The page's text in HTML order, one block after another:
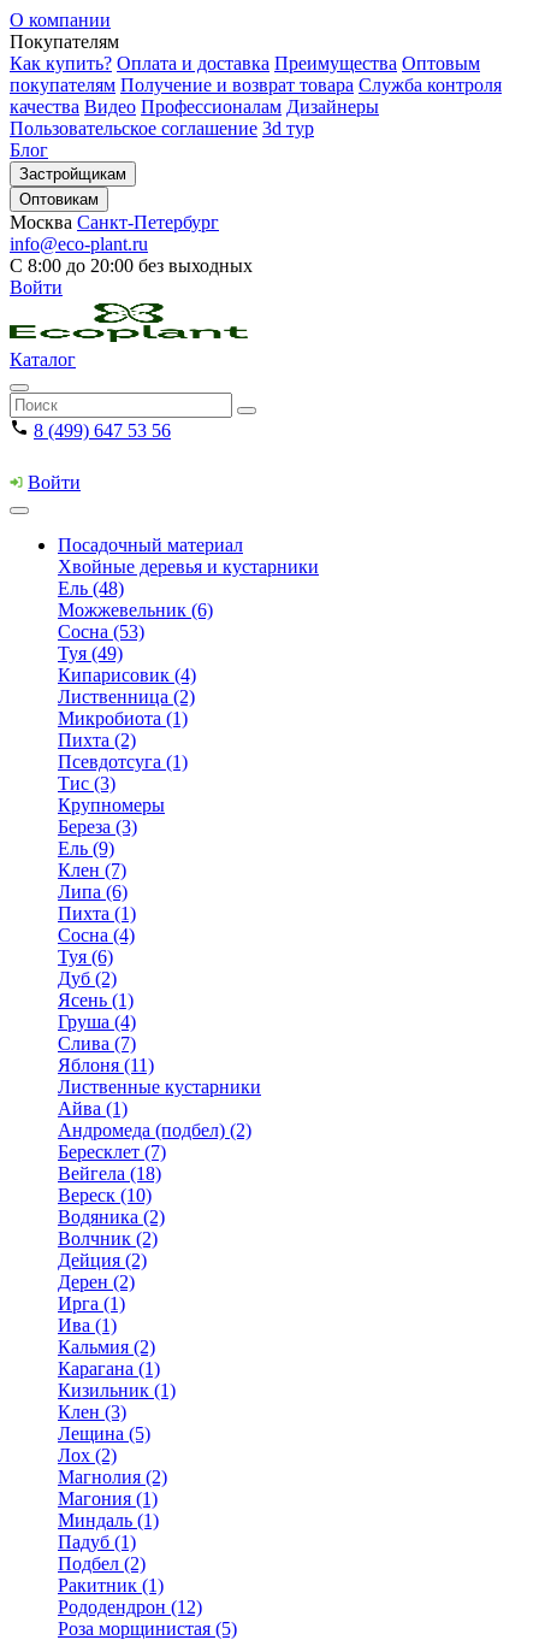
О компании
Покупателям
Как купить? Оплата и доставка Преимущества Оптовым
покупателям Получение и возврат товара Служба контроля
качества Видео Профессионалам Дизайнеры
Пользовательское соглашение 3d тур
Блог
Застройщикам
Оптовикам
Москва Санкт-Петербург
info@eco-plant.ru
С 8:00 до 20:00 без выходных
Войти
Каталог
8 (499) 647 53 56
Войти
Посадочный материал
Хвойные деревья и кустарники
Ель (48)
Можжевельник (6)
Сосна (53)
Туя (49)
Кипарисовик (4)
Лиственница (2)
Микробиота (1)
Пихта (2)
Псевдотсуга (1)
Тис (3)
Крупномеры
Береза (3)
Ель (9)
Клен (7)
Липа (6)
Пихта (1)
Сосна (4)
Туя (6)
Дуб (2)
Ясень (1)
Груша (4)
Слива (7)
Яблоня (11)
Лиственные кустарники
Айва (1)
Андромеда (подбел) (2)
Бересклет (7)
Вейгела (18)
Вереск (10)
Водяника (2)
Волчник (2)
Дейция (2)
Дерен (2)
Ирга (1)
Ива (1)
Кальмия (2)
Карагана (1)
Кизильник (1)
Клен (3)
Лещина (5)
Лох (2)
Магнолия (2)
Магония (1)
Миндаль (1)
Падуб (1)
Подбел (2)
Ракитник (1)
Рододендрон (12)
Роза морщинистая (5)